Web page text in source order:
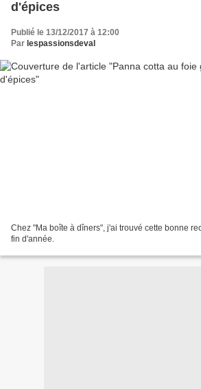
d'épices
Publié le 13/12/2017 à 12:00
Par lespassionsdeval
Chez "Ma boîte à dîners", j'ai trouvé cette bonne
fin d'année.